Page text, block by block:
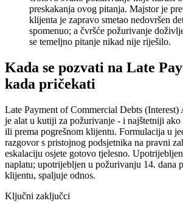
preskakanja ovog pitanja. Majstor je
klijenta je zapravo smetao nedovršen
spomenuo; a čvršće požurivanje
se temeljno pitanje nikad nije riješilo.
Kada se pozvati na Late
kada pričekati
Late Payment of Commercial Debts
je alat u kutiji za požurivanje - i najštetniji ako
ili prema pogrešnom klijentu. Formulacija u
razgovor s pristojnog podsjetnika na pravni
eskalaciju osjete gotovo tjelesno.
naplatu; upotrijebljen u požurivanju 14. dana
klijentu, spaljuje odnos.
Ključni zaključci